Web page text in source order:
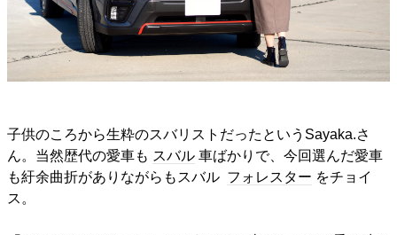
子供のころから生粋のスバリストだったというSayaka.さ
ん。当然歴代の愛車も スバル 車ばかりで、今回選んだ愛車
も紆余曲折がありながらもスバル フォレスター をチョイ
ス。